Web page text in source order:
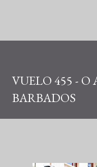
VUELO 455 - O
BARBADOS